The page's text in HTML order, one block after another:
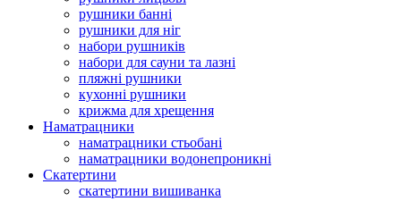
рушники банні
рушники для ніг
набори рушників
набори для сауни та лазні
пляжні рушники
кухонні рушники
крижма для хрещення
Наматрацники
наматрацники стьобані
наматрацники водонепроникні
Скатертини
скатертини вишиванка